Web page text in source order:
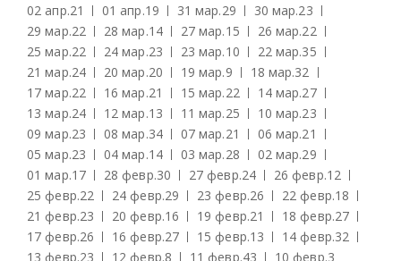
02 апр.21 01 апр.19 31 мар.29 30 мар.23
29 мар.22 28 мар.14 27 мар.15 26 мар.22
25 мар.22 24 мар.23 23 мар.10 22 мар.35
21 мар.24 20 мар.20 19 мар.9 18 мар.32
17 мар.22 16 мар.21 15 мар.22 14 мар.27
13 мар.24 12 мар.13 11 мар.25 10 мар.23
09 мар.23 08 мар.34 07 мар.21 06 мар.21
05 мар.23 04 мар.14 03 мар.28 02 мар.29
01 мар.17 28 февр.30 27 февр.24 26 февр.12
25 февр.22 24 февр.29 23 февр.26 22 февр.18
21 февр.23 20 февр.16 19 февр.21 18 февр.27
17 февр.26 16 февр.27 15 февр.13 14 февр.32
13 февр.23 12 февр.8 11 февр.43 10 февр.3